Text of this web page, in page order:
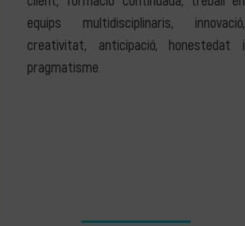
equips multidisciplinaris, innovació,
creativitat, anticipació, honestedat i
pragmatisme.